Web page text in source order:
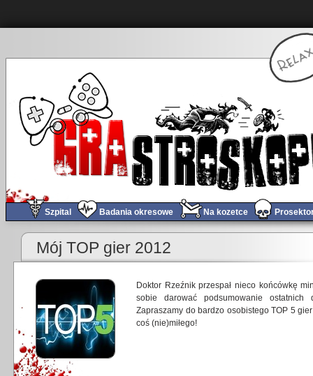
Szpital Badania okresowe Na kozetce
Mój TOP gier 2012
Doktor Rzeźnik przespał nieco końcówkę
sobie darować podsumowanie
Zapraszamy do bardzo osobistego TOP 5
coś (nie)miłego!